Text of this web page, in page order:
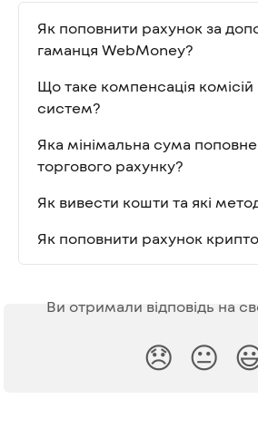
Як поповнити рахунок за
гаманця WebMoney?
Що таке компенсація комісій
систем?
Яка мінімальна сума
торгового рахунку?
Як вивести кошти та які
Як поповнити рахунок
Ви отримали відповідь на
😞 😐